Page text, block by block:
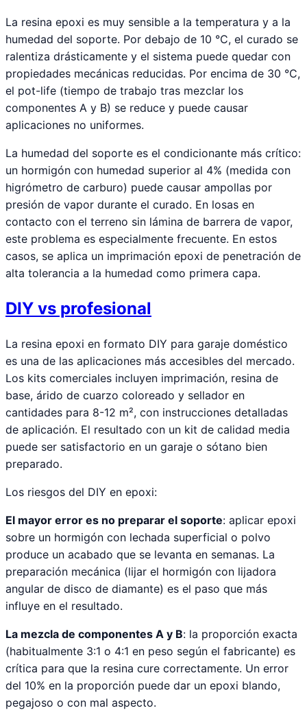
La resina epoxi es muy sensible a la temperatura y a la
humedad del soporte. Por debajo de 10 °C, el curado se
ralentiza drásticamente y el sistema puede quedar con
propiedades mecánicas reducidas. Por encima de 30 °C,
el pot-life (tiempo de trabajo tras mezclar los
componentes A y B) se reduce y puede causar
aplicaciones no uniformes.
La humedad del soporte es el condicionante más crítico:
un hormigón con humedad superior al 4% (medida con
higrómetro de carburo) puede causar ampollas por
presión de vapor durante el curado. En losas en
contacto con el terreno sin lámina de barrera de vapor,
este problema es especialmente frecuente. En estos
casos, se aplica un imprimación epoxi de penetración de
alta tolerancia a la humedad como primera capa.
DIY vs profesional
La resina epoxi en formato DIY para garaje doméstico
es una de las aplicaciones más accesibles del mercado.
Los kits comerciales incluyen imprimación, resina de
base, árido de cuarzo coloreado y sellador en
cantidades para 8-12 m², con instrucciones detalladas
de aplicación. El resultado con un kit de calidad media
puede ser satisfactorio en un garaje o sótano bien
preparado.
Los riesgos del DIY en epoxi:
El mayor error es no preparar el soporte: aplicar epoxi
sobre un hormigón con lechada superficial o polvo
produce un acabado que se levanta en semanas. La
preparación mecánica (lijar el hormigón con lijadora
angular de disco de diamante) es el paso que más
influye en el resultado.
La mezcla de componentes A y B: la proporción exacta
(habitualmente 3:1 o 4:1 en peso según el fabricante) es
crítica para que la resina cure correctamente. Un error
del 10% en la proporción puede dar un epoxi blando,
pegajoso o con mal aspecto.